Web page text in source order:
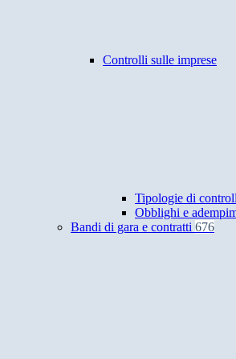
Controlli sulle imprese
Tipologie di
Obblighi e
Bandi di gara e contratti 676